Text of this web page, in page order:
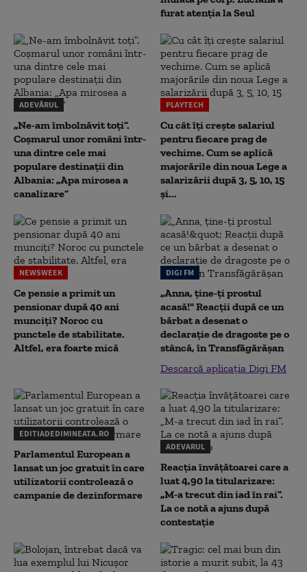
furat atenția la Seul
ADEVĂRUL
„Ne-am îmbolnăvit toți”.
Coșmarul unor români într-
una dintre cele mai
populare destinații din
Albania: „Apa mirosea a
canalizare”
PLAYTECH
Cu cât îți crește salariul
pentru fiecare prag de
vechime. Cum se aplică
majorările din noua Lege a
salarizării după 3, 5, 10, 15
și...
NEWSWEEK
Ce pensie a primit un
pensionar după 40 ani
munciți? Noroc cu
punctele de stabilitate.
Altfel, era foarte mică
DIGI FM
„Anna, ţine-ţi prostul
acasă!" Reacţii după ce un
bărbat a desenat o
declaraţie de dragoste pe o
stâncă, în Transfăgărăşan
Descarcă aplicația Digi FM
EDITIADEDIMINEATA.RO
Parlamentul European a
lansat un joc gratuit în care
utilizatorii controlează o
campanie de dezinformare
ADEVARUL
Reacția învățătoarei care a
luat 4,90 la titularizare:
„M-a trecut din iad în rai”.
La ce notă a ajuns după
contestație